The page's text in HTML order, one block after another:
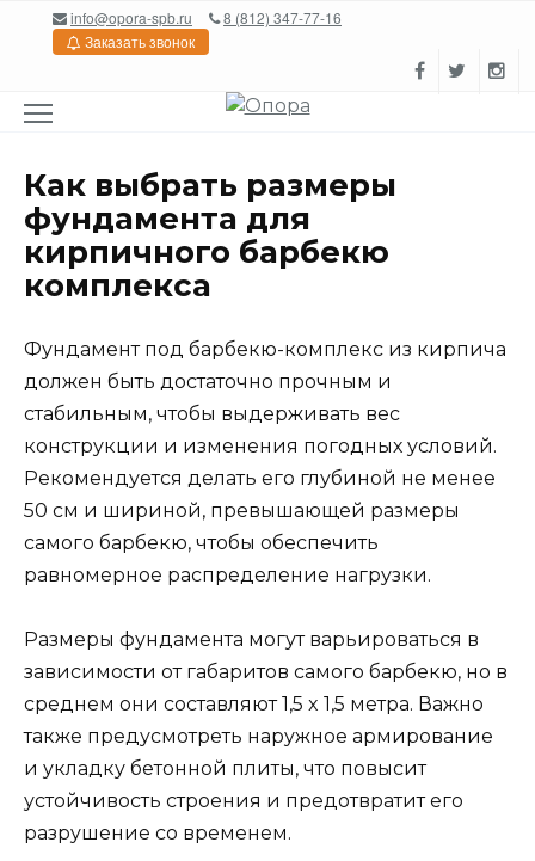
Перейтиinfo@opora-spb.ru
8 (812) 347-77-16
Заказать звонок
Как выбрать размеры
фундамента для
кирпичного барбекю
комплекса
Фундамент под барбекю-комплекс из кирпича
должен быть достаточно прочным и
стабильным, чтобы выдерживать вес
конструкции и изменения погодных условий.
Рекомендуется делать его глубиной не менее
50 см и шириной, превышающей размеры
самого барбекю, чтобы обеспечить
равномерное распределение нагрузки.
Размеры фундамента могут варьироваться в
зависимости от габаритов самого барбекю, но в
среднем они составляют 1,5 x 1,5 метра. Важно
также предусмотреть наружное армирование
и укладку бетонной плиты, что повысит
устойчивость строения и предотвратит его
разрушение со временем.